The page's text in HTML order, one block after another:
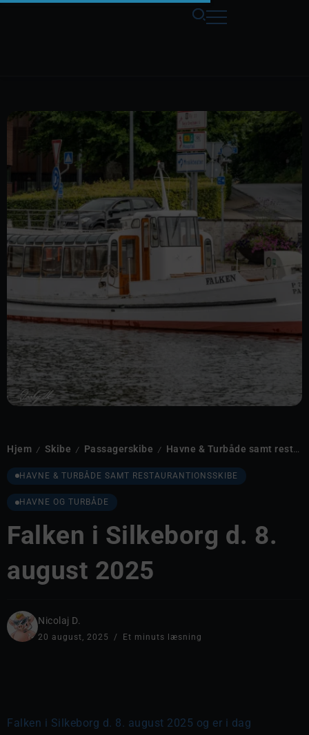
Hjem / Skibe / Passagerskibe / Havne & Turbåde samt restaurantionsskibe
HAVNE & TURBÅDE SAMT RESTAURANTIONSSKIBE
HAVNE OG TURBÅDE
Falken i Silkeborg d. 8.
august 2025
Nicolaj D.
20 august, 2025 Et minuts læsning
Falken i Silkeborg d. 8. august 2025 og er i dag